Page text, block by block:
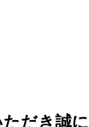
だき誠